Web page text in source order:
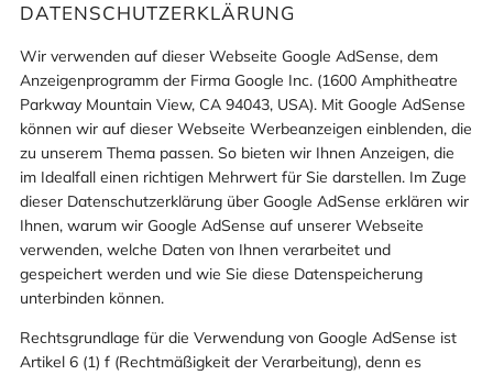
DATENSCHUTZERKLÄRUNG
Wir verwenden auf dieser Webseite Google AdSense, dem
Anzeigenprogramm der Firma Google Inc. (1600 Amphitheatre
Parkway Mountain View, CA 94043, USA). Mit Google AdSense
können wir auf dieser Webseite Werbeanzeigen einblenden, die
zu unserem Thema passen. So bieten wir Ihnen Anzeigen, die
im Idealfall einen richtigen Mehrwert für Sie darstellen. Im Zuge
dieser Datenschutzerklärung über Google AdSense erklären wir
Ihnen, warum wir Google AdSense auf unserer Webseite
verwenden, welche Daten von Ihnen verarbeitet und
gespeichert werden und wie Sie diese Datenspeicherung
unterbinden können.
Rechtsgrundlage für die Verwendung von Google AdSense ist
Artikel 6 (1) f (Rechtmäßigkeit der Verarbeitung), denn es